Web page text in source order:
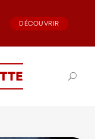
DÉCOUVRIR